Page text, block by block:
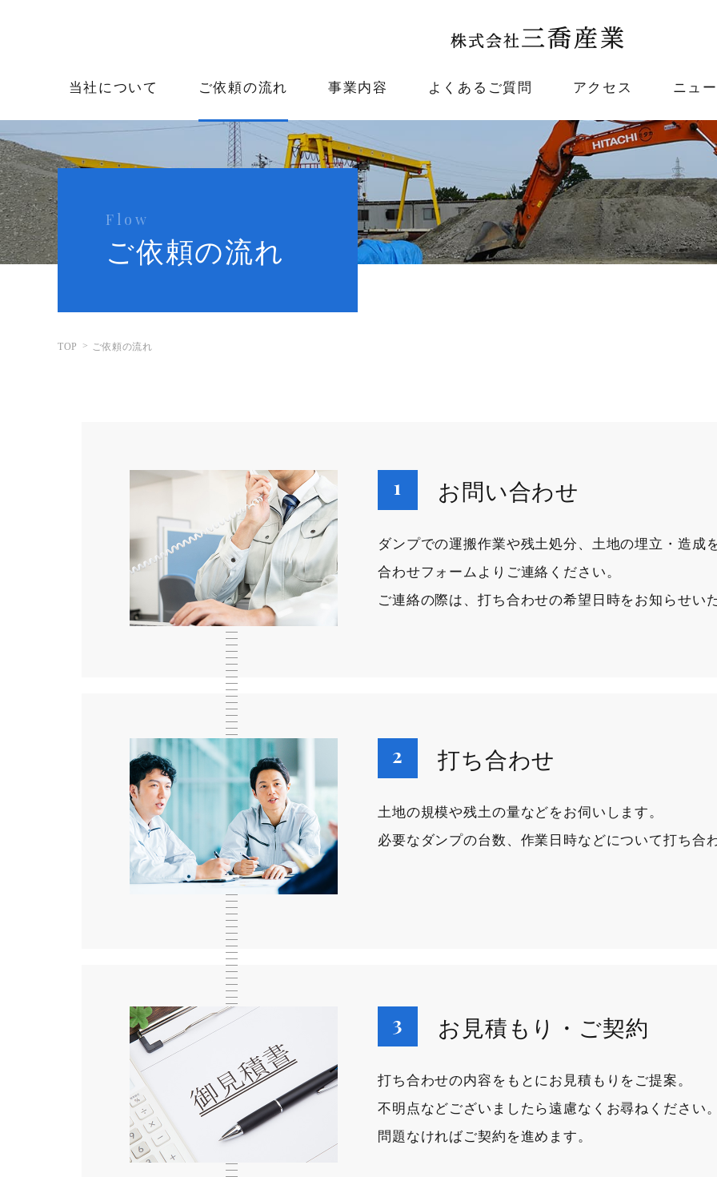
当社について ご依頼の流れ 事業内容 よくあるご質問 アクセス ニュ
Flow
ご依頼の流れ
TOP ご依頼の流れ
お問い合わせ
ダンプでの運搬作業や残土処分、土地の埋立・造成
合わせフォームよりご連絡ください。
ご連絡の際は、打ち合わせの希望日時をお知らせい
打ち合わせ
土地の規模や残土の量などをお伺いします。
必要なダンプの台数、作業日時などについて打ち合
お見積もり・ご契約
打ち合わせの内容をもとにお見積もりをご提案。
不明点などございましたら遠慮なくお尋ねください
問題なければご契約を進めます。